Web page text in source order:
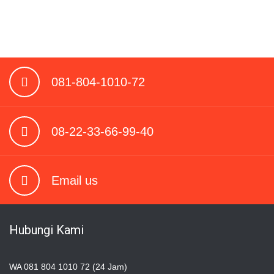
081-804-1010-72
08-22-33-66-99-40
Email us
Hubungi Kami
WA 081 804 1010 72 (24 Jam)